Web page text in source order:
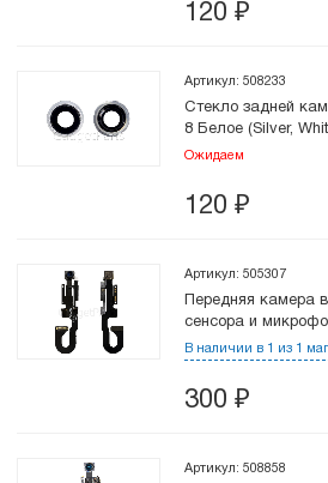
120 ₽
Артикул: 508233
Стекло задней
8 Белое (Silver,
Ожидаем
120 ₽
Артикул: 505307
Передняя камера
сенсора и
В наличии в 1 из 1
300 ₽
Артикул: 508858